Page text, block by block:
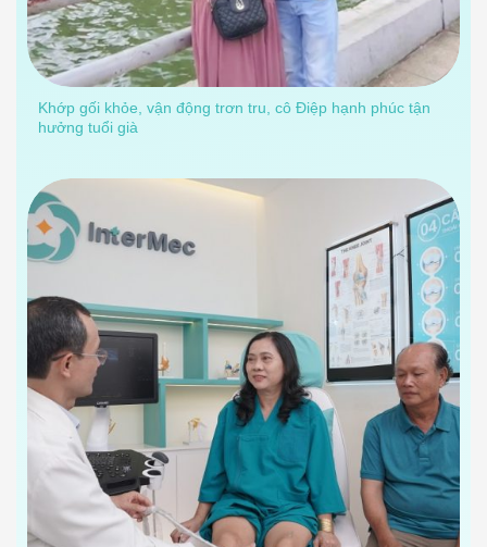
Khớp gối khỏe, vận động trơn tru, cô Điệp hạnh phúc tận
hưởng tuổi già